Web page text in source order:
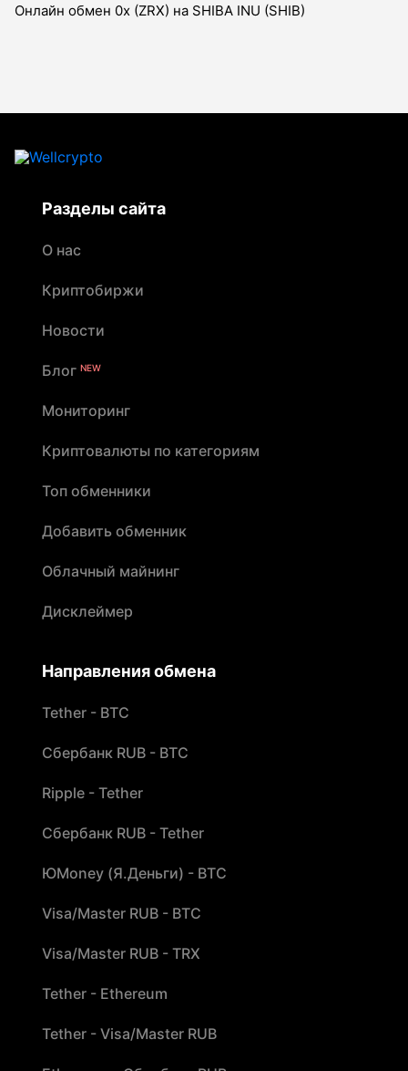
Онлайн обмен 0x (ZRX) на SHIBA INU (SHIB)
Разделы сайта
О нас
Криптобиржи
Новости
Блог NEW
Мониторинг
Криптовалюты по категориям
Топ обменники
Добавить обменник
Облачный майнинг
Дисклеймер
Направления обмена
Tether - BTC
Сбербанк RUB - BTC
Ripple - Tether
Сбербанк RUB - Tether
ЮMoney (Я.Деньги) - BTC
Visa/Master RUB - BTC
Visa/Master RUB - TRX
Tether - Ethereum
Tether - Visa/Master RUB